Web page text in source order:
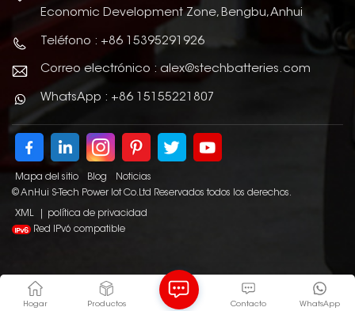
Economic Development Zone, Bengbu, Anhui
Teléfono : +86 15395291926
Correo electrónico : alex@stechbatteries.com
WhatsApp : +86 15155221807
Mapa del sitio Blog
Noticias
© AnHui S-Tech Power Iot Co.Ltd Reservados todos los derechos.
XML
política de privacidad
Red IPv6 compatible
Hogar Productos WhatsApp
Contacto